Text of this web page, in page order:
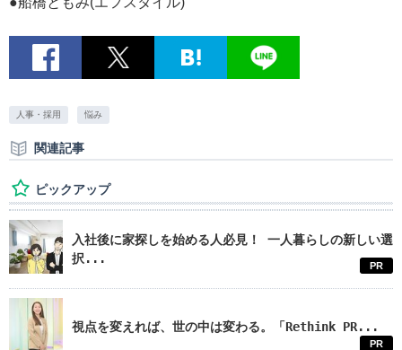
人事・採用 悩み
関連記事
ピックアップ
入社後に家探しを始める人必見！ 一人暮らしの新しい選
択...
PR
視点を変えれば、世の中は変わる。「Rethink PR...
PR